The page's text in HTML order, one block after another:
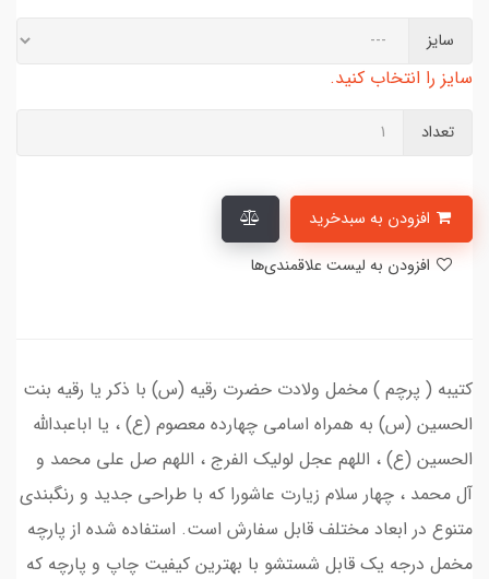
سایز
سایز را انتخاب کنید.
تعداد
کتیبه ( پرچم ) مخمل ولادت حضرت رقیه (س) با ذکر یا رقیه بنت
الحسین (س) به همراه اسامی چهارده معصوم (ع) ، یا اباعبدالله
الحسین (ع) ، اللهم عجل لولیک الفرج ، اللهم صل علی محمد و
آل محمد ، چهار سلام زیارت عاشورا که با طراحی جدید و رنگبندی
متنوع در ابعاد مختلف قابل سفارش است. استفاده شده از پارچه
مخمل درجه یک قابل شستشو با بهترین کیفیت چاپ و پارچه که